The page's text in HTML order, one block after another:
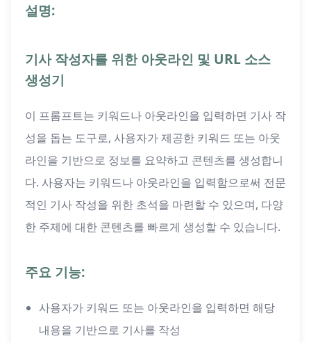
설명:
기사 작성자를 위한 아웃라인 및 URL 소스
생성기
이 프롬프트는 키워드나 아웃라인을 입력하면 기사 작
성을 돕는 도구로, 사용자가 제공한 키워드 또는 아웃
라인을 기반으로 정보를 요약하고 콘텐츠를 생성합니
다. 사용자는 키워드나 아웃라인을 입력함으로써 전문
적인 기사 작성을 위한 초석을 마련할 수 있으며, 다양
한 주제에 대한 콘텐츠를 빠르게 생성할 수 있습니다.
주요 기능:
사용자가 키워드 또는 아웃라인을 입력하면 해당
내용을 기반으로 기사를 작성